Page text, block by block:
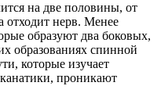
на две половины, от
отходит нерв. Менее
образуют два боковых,
образованиях спинной
которые изучает
проникают